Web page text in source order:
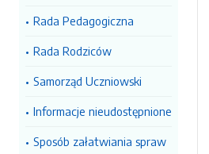
Rada Pedagogiczna
Rada Rodziców
Samorząd Uczniowski
Informacje nieudostępnione
Sposób załatwiania spraw